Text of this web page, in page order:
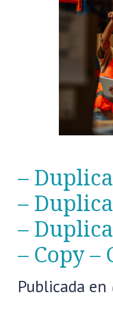
–
–
–
– Copy –
Publicada en